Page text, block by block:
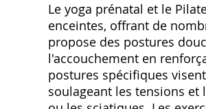
Le yoga prénatal et le
enceintes, offrant de
propose des postures
l'accouchement en
postures spécifiques
soulageant les tensions et